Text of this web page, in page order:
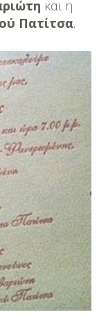
και η
Πατίτσα.